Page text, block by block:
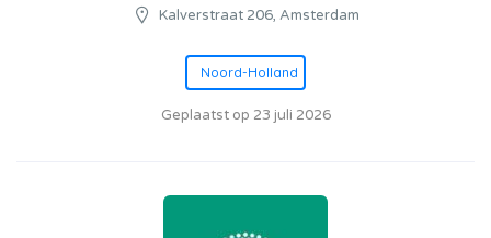
Kalverstraat 206, Amsterdam
Noord-Holland
Geplaatst op 23 juli 2026